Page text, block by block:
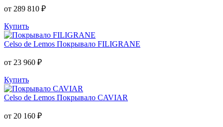
от 289 810 ₽
Купить
Celso de Lemos Покрывало FILIGRANE
от 23 960 ₽
Купить
Celso de Lemos Покрывало CAVIAR
от 20 160 ₽